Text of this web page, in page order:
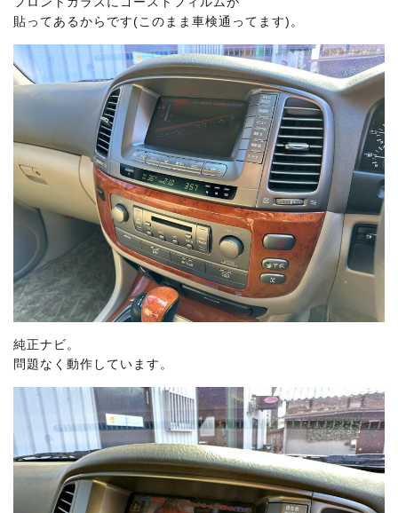
貼ってあるからです(このまま車検通ってます)。
純正ナビ。
問題なく動作しています。